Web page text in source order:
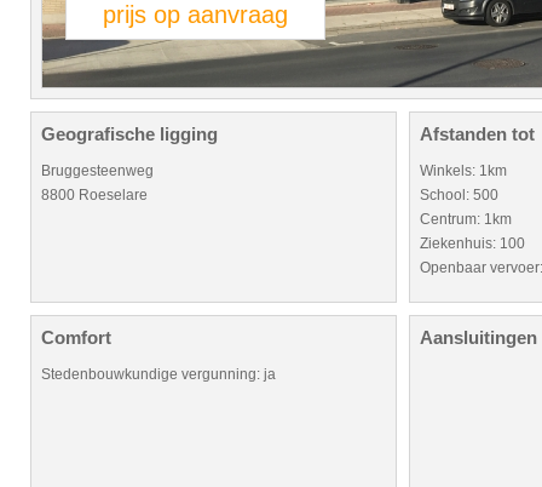
prijs op aanvraag
Geografische ligging
Bruggesteenweg
8800 Roeselare
Afstanden tot
Winkels: 1km
School: 500
Centrum: 1km
Ziekenhuis: 100
Openbaar
Comfort
Stedenbouwkundige vergunning: ja
Aansluitingen